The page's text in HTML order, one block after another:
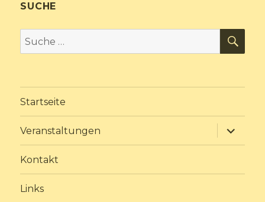
SUCHE
Suche
nach:
Startseite
Veranstaltungen
Kontakt
Links